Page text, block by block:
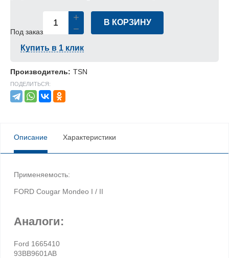
Под заказ
В КОРЗИНУ
Купить в 1 клик
Производитель: TSN
ПОДЕЛИТЬСЯ:
Описание Характеристики
Применяемость:
FORD Cougar Mondeo I / II
Аналоги:
Ford 1665410
93BB9601AB